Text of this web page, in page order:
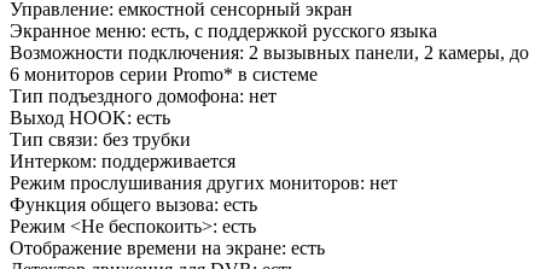
Управление: емкостной сенсорный экран
Экранное меню: есть, с поддержкой русского языка
Возможности подключения: 2 вызывных панели, 2 камеры, до
6 мониторов серии Promo* в системе
Тип подъездного домофона: нет
Выход HOOK: есть
Тип связи: без трубки
Интерком: поддерживается
Режим прослушивания других мониторов: нет
Функция общего вызова: есть
Режим <Не беспокоить>: есть
Отображение времени на экране: есть